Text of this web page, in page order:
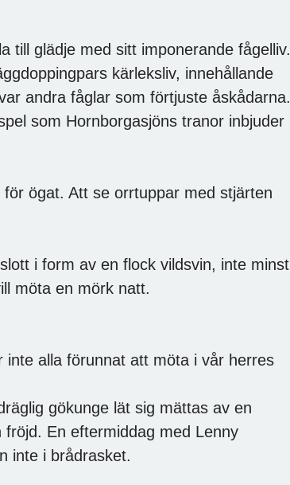
till glädje med sitt imponerande fågelliv.
kärleksliv, innehållande
andra fåglar som förtjuste åskådarna.
som Hornborgasjöns tranor inbjuder
ögat. Att se orrtuppar med stjärten
i form av en flock vildsvin, inte minst
möta en mörk natt.
alla förunnat att möta i vår herres
gökunge lät sig mättas av en
En eftermiddag med Lenny
inte i brådrasket.